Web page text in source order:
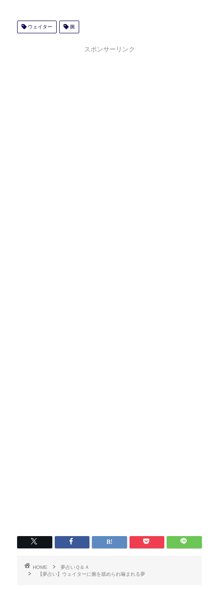
ウェイター 腕
スポンサーリンク
HOME
夢占いＱ＆Ａ
【夢占い】ウェイターに腕を舐められ噛まれる夢